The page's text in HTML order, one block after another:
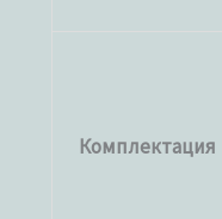
Комплектация